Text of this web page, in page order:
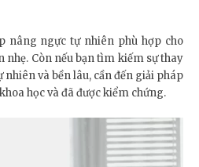
nâng ngực tự nhiên phù hợp cho
Còn nếu bạn tìm kiếm sự thay
nhiên và bền lâu, cần đến giải pháp
học và đã được kiểm chứng.